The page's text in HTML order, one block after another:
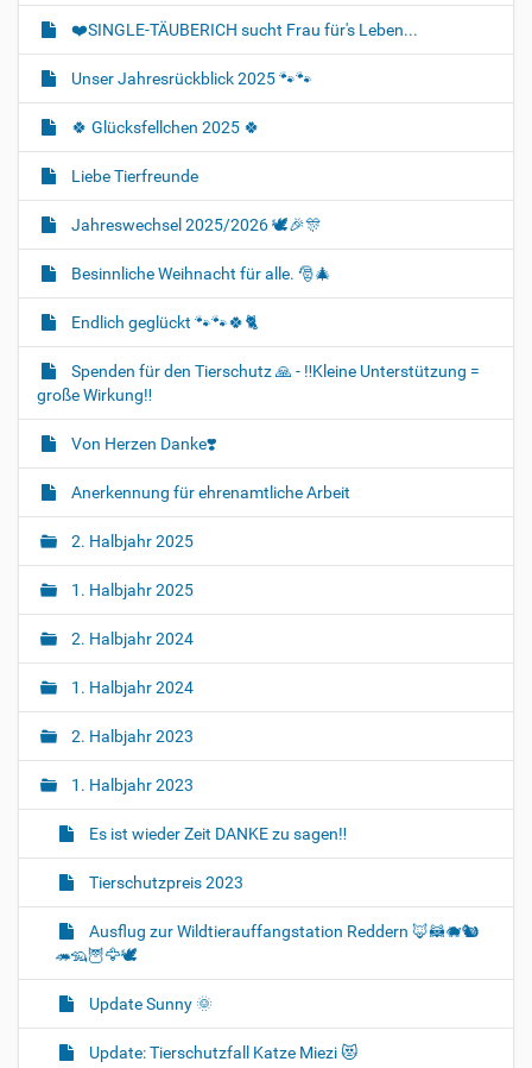
❤️SINGLE-TÄUBERICH sucht Frau für's Leben...
Unser Jahresrückblick 2025 🐾🐾
🍀 Glücksfellchen 2025 🍀
Liebe Tierfreunde
Jahreswechsel 2025/2026 🕊🎉🎊
Besinnliche Weihnacht für alle. 🎅🎄
Endlich geglückt 🐾🐾🍀🐈‍
Spenden für den Tierschutz 🙏 - ‼️Kleine Unterstützung =
große Wirkung‼️
Von Herzen Danke❣️
Anerkennung für ehrenamtliche Arbeit
2. Halbjahr 2025
1. Halbjahr 2025
2. Halbjahr 2024
1. Halbjahr 2024
2. Halbjahr 2023
1. Halbjahr 2023
Es ist wieder Zeit DANKE zu sagen‼️
Tierschutzpreis 2023
Ausflug zur Wildtierauffangstation Reddern 🦊🦝🐗🐿️
🦔🦡🦉🦅🕊️
Update Sunny 🌞
Update: Tierschutzfall Katze Miezi 😻